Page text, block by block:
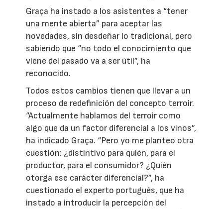
Graça ha instado a los asistentes a “tener
una mente abierta” para aceptar las
novedades, sin desdeñar lo tradicional, pero
sabiendo que “no todo el conocimiento que
viene del pasado va a ser útil”, ha
reconocido.
Todos estos cambios tienen que llevar a un
proceso de redefinición del concepto terroir.
“Actualmente hablamos del terroir como
algo que da un factor diferencial a los vinos”,
ha indicado Graça. “Pero yo me planteo otra
cuestión: ¿distintivo para quién, para el
productor, para el consumidor? ¿Quién
otorga ese carácter diferencial?”, ha
cuestionado el experto portugués, que ha
instado a introducir la percepción del